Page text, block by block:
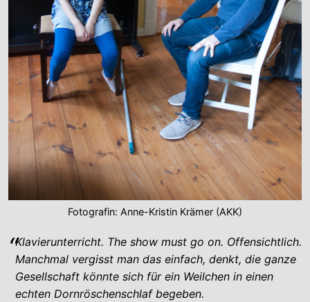
Fotografin: Anne-Kristin Krämer (AKK)
Klavierunterricht. The show must go on. Offensichtlich.
Manchmal vergisst man das einfach, denkt, die ganze
Gesellschaft könnte sich für ein Weilchen in einen
echten Dornröschenschlaf begeben.